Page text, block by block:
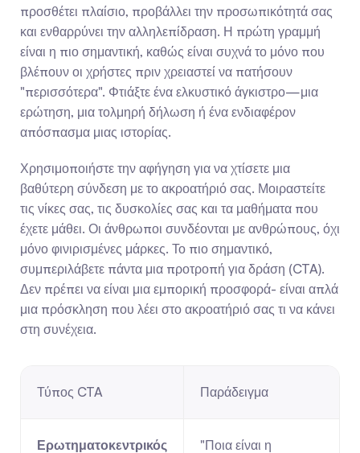
προσθέτει πλαίσιο, προβάλλει την προσωπικότητά σας
και ενθαρρύνει την αλληλεπίδραση. Η πρώτη γραμμή
είναι η πιο σημαντική, καθώς είναι συχνά το μόνο που
βλέπουν οι χρήστες πριν χρειαστεί να πατήσουν
"περισσότερα". Φτιάξτε ένα ελκυστικό άγκιστρο—μια
ερώτηση, μια τολμηρή δήλωση ή ένα ενδιαφέρον
απόσπασμα μιας ιστορίας.
Χρησιμοποιήστε την αφήγηση για να χτίσετε μια
βαθύτερη σύνδεση με το ακροατήριό σας. Μοιραστείτε
τις νίκες σας, τις δυσκολίες σας και τα μαθήματα που
έχετε μάθει. Οι άνθρωποι συνδέονται με ανθρώπους, όχι
μόνο φινιρισμένες μάρκες. Το πιο σημαντικό,
συμπεριλάβετε πάντα μια προτροπή για δράση (CTA).
Δεν πρέπει να είναι μια εμπορική προσφορά- είναι απλά
μια πρόσκληση που λέει στο ακροατήριό σας τι να κάνει
στη συνέχεια.
Τύπος CTA Παράδειγμα
Ερωτηματοκεντρικός "Ποια είναι η